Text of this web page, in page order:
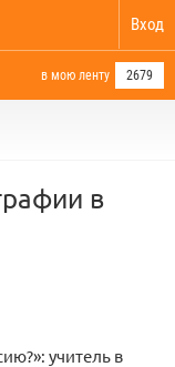
Вход
в мою ленту 2679
в
учитель в